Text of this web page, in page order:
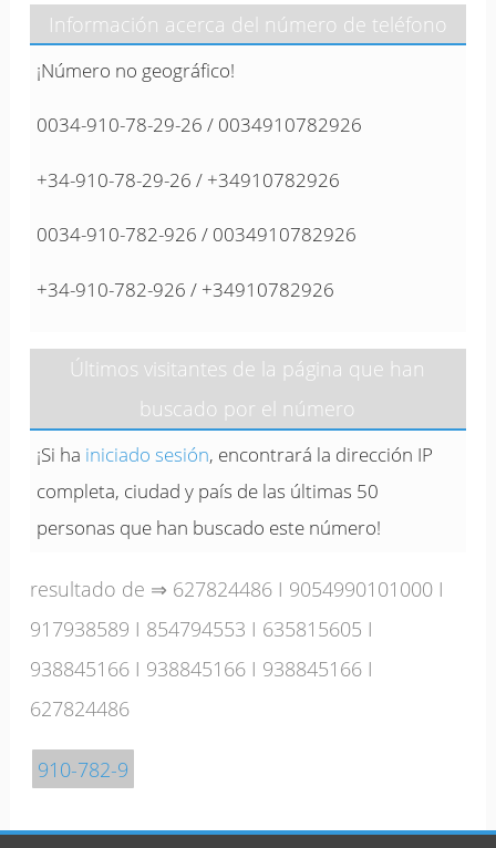
Información acerca del número de teléfono
¡Número no geográfico!
0034-910-78-29-26 / 0034910782926
+34-910-78-29-26 / +34910782926
0034-910-782-926 / 0034910782926
+34-910-782-926 / +34910782926
Últimos visitantes de la página que han
buscado por el número
¡Si ha iniciado sesión, encontrará la dirección IP
completa, ciudad y país de las últimas 50
personas que han buscado este número!
resultado de ⇒ 627824486 I 9054990101000 I
917938589 I 854794553 I 635815605 I
938845166 I 938845166 I 938845166 I
627824486
910-782-9